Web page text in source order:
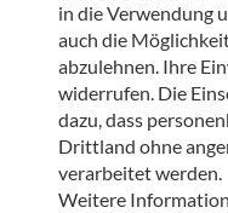
in die Verwendung
auch die
abzulehnen. Ihre
widerrufen. Die
dazu, dass
Drittland ohne
verarbeitet werden.
Weitere